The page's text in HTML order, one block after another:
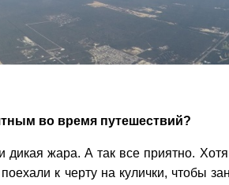
во время путешествий?
дикая жара. А так все приятно.
к черту на кулички, чтобы